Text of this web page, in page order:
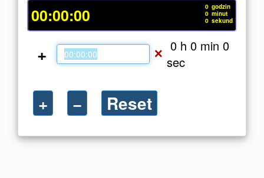
godzin
minut
sekund
0
0
0
00:00:00
+ 🗙 0 h 0 min 0
sec
+ − Reset